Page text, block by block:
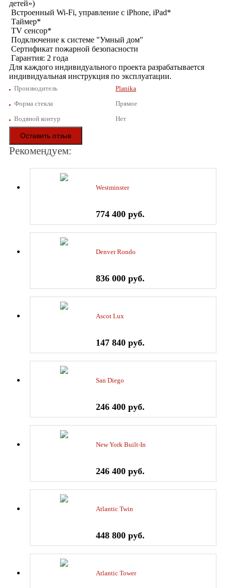
детей»)
Встроенный Wi-Fi, управление с iPhone, iPad*
Таймер*
ТV сенсор*
Подключение к системе "Умный дом"
Сертификат пожарной безопасности
Гарантия: 2 года
Для каждого индивидуального проекта разрабатывается
индивидуальная инструкция по эксплуатации.
Производитель
Planika
Форма стекла
Прямое
Водяной контур
Нет
Оставить отзыв
Рекомендуем:
Westminster
774 400 руб.
Denver Rondo
836 000 руб.
Ascot Lux
147 840 руб.
San Diego
246 400 руб.
New York Built-In
246 400 руб.
Atlantic Twin
448 800 руб.
Atlantic Tower